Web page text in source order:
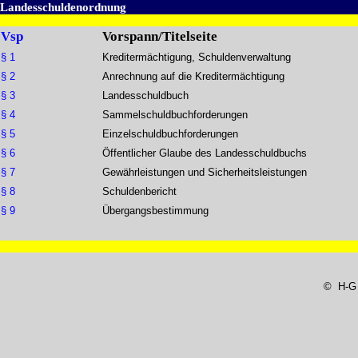
Landesschuldenordnung
Vsp Vorspann/Titelseite
§ 1
§ 2
§ 3
§ 4
§ 5
§ 6
§ 7
§ 8
§ 9
Kreditermächtigung, Schuldenverwaltung
Anrechnung auf die Kreditermächtigung
Landesschuldbuch
Sammelschuldbuchforderungen
Einzelschuldbuchforderungen
Öffentlicher Glaube des Landesschuldbuchs
Gewährleistungen und Sicherheitsleistungen
Schuldenbericht
Übergangsbestimmung
© H-G